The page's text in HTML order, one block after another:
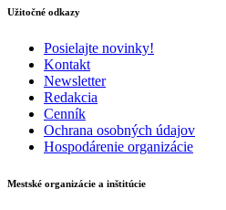
Užitočné odkazy
Posielajte novinky!
Kontakt
Newsletter
Redakcia
Cenník
Ochrana osobných údajov
Hospodárenie organizácie
Mestské organizácie a inštitúcie